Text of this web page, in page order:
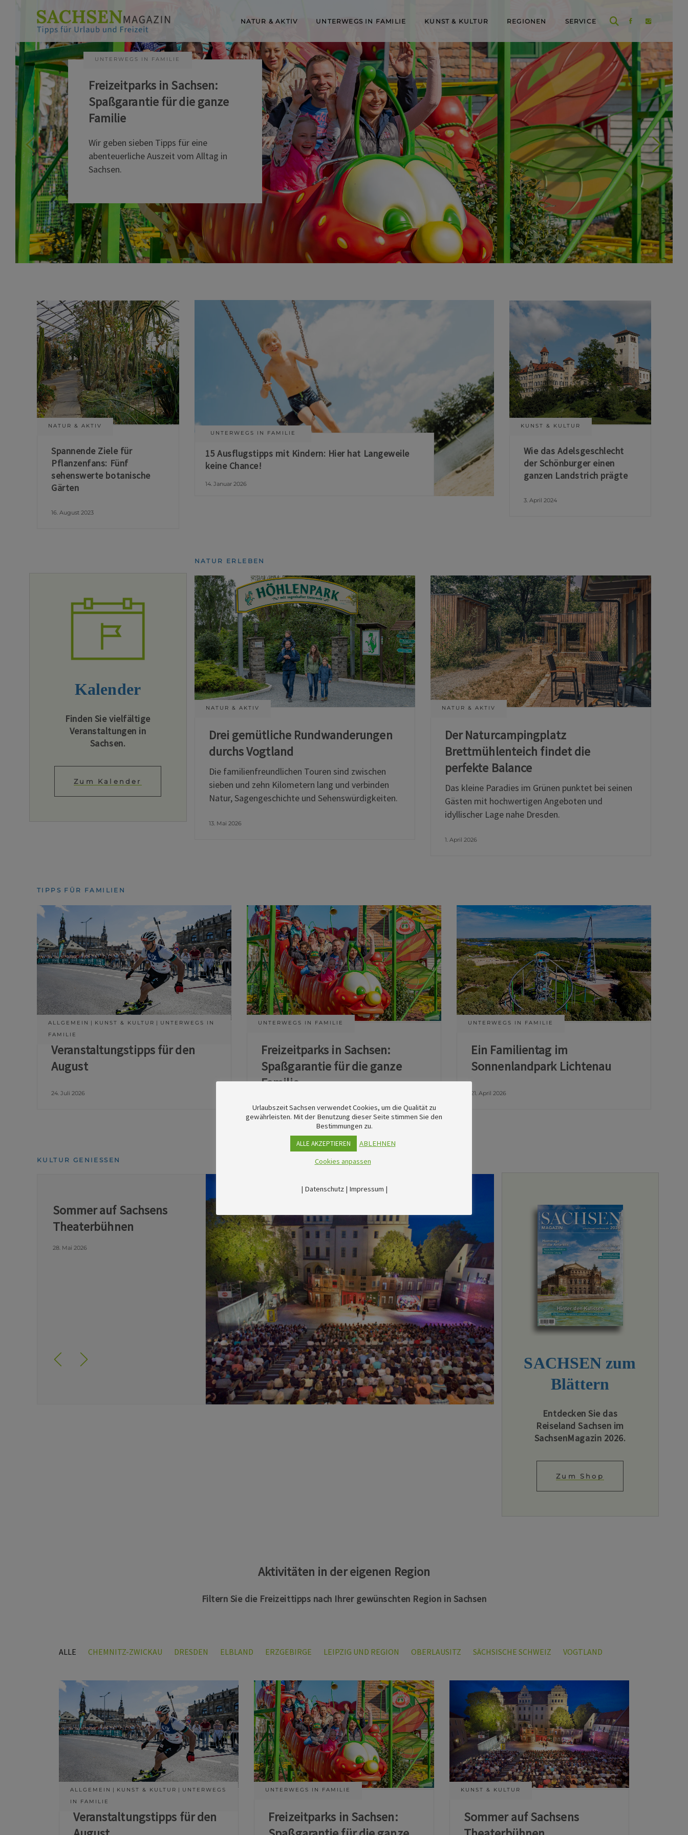
NATUR & AKTIV UNTERWEGS IN FAMILIE KUNST & KULTUR REGIONEN SERVICE
UNTERWEGS IN FAMILIE
Freizeitparks in Sachsen:
Spaßgarantie für die ganze
Familie
Wir geben sieben Tipps für eine
abenteuerliche Auszeit vom Alltag in
Sachsen.
NATUR & AKTIV
Spannende Ziele für
Pflanzenfans: Fünf
sehenswerte botanische
Gärten
16. August 2023
UNTERWEGS IN FAMILIE
15 Ausflugstipps mit Kindern: Hier hat Langeweile
keine Chance!
14. Januar 2026
KUNST & KULTUR
Wie das Adelsgeschlecht
der Schönburger einen
ganzen Landstrich prägte
3. April 2024
Kalender
Finden Sie vielfältige
Veranstaltungen in
Sachsen.
Zum Kalender
NATUR ERLEBEN
NATUR & AKTIV
Drei gemütliche Rundwanderungen
durchs Vogtland
Die familienfreundlichen Touren sind zwischen
sieben und zehn Kilometern lang und verbinden
Natur, Sagengeschichte und Sehenswürdigkeiten.
13. Mai 2026
NATUR & AKTIV
Der Naturcampingplatz
Brettmühlenteich findet die
perfekte Balance
Das kleine Paradies im Grünen punktet bei seinen
Gästen mit hochwertigen Angeboten und
idyllischer Lage nahe Dresden.
1. April 2026
TIPPS FÜR FAMILIEN
ALLGEMEIN KUNST & KULTUR
UNTERWEGS IN
FAMILIE
Veranstaltungstipps für den
August
24. Juli 2026
UNTERWEGS IN FAMILIE
Freizeitparks in Sachsen:
Spaßgarantie für die ganze
Familie
11. Juni 2026
UNTERWEGS IN FAMILIE
Ein Familientag im
Sonnenlandpark Lichtenau
21. April 2026
KULTUR GENIESSEN
Sommer auf Sachsens
Theaterbühnen
28. Mai 2026
SACHSEN zum
Blättern
Entdecken Sie das
Reiseland Sachsen im
SachsenMagazin 2026.
Zum Shop
Aktivitäten in der eigenen Region
Filtern Sie die Freizeittipps nach Ihrer gewünschten Region in Sachsen
ALLE CHEMNITZ-ZWICKAU DRESDEN ELBLAND ERZGEBIRGE LEIPZIG UND REGION OBERLAUSITZ SÄCHSISCHE SCHWEIZ VOGTLAND
ALLGEMEIN KUNST & KULTUR
UNTERWEGS
IN FAMILIE
Veranstaltungstipps für den
UNTERWEGS IN FAMILIE
Freizeitparks in Sachsen:
KUNST & KULTUR
Sommer auf Sachsens
Urlaubszeit Sachsen verwendet Cookies, um die Qualität zu
gewährleisten. Mit der Benutzung dieser Seite stimmen Sie den
Bestimmungen zu.
ALLE AKZEPTIEREN
ABLEHNEN
Cookies anpassen
| Datenschutz| Impressum |